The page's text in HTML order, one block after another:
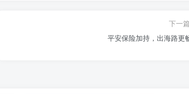
下一
平安保险加持，出海路更